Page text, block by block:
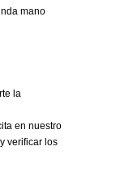
la
en nuestro
verificar los